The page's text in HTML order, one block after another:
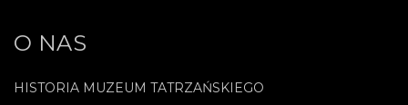
O NAS
HISTORIA MUZEUM TATRZAŃSKIEGO